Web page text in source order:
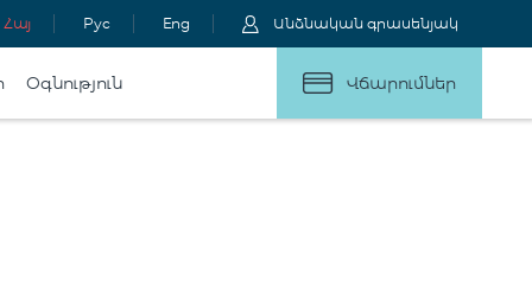
Հայ Рус Eng Անձնական գրասենյակ
Օգնություն Վճարումներ